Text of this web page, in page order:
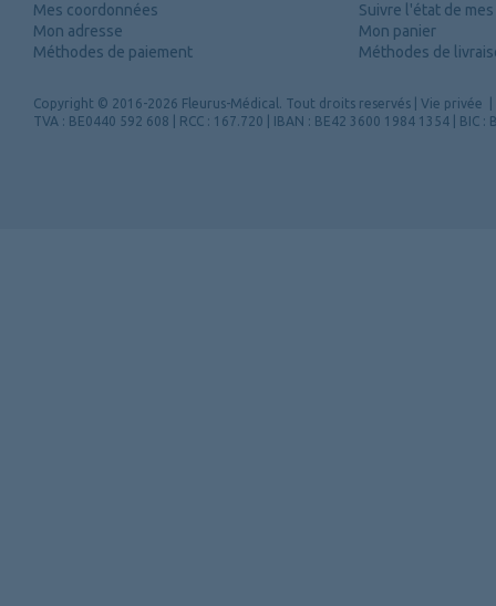
Mes coordonnées
Mon adresse
Méthodes de paiement
Suivre l'état de
Mon panier
Méthodes de
Copyright © 2016-2026 Fleurus-Médical. Tout droits reservés Vie privée
TVA : BE0440 592 608 | RCC : 167.720 | IBAN : BE42 3600 1984 1354 | BIC :